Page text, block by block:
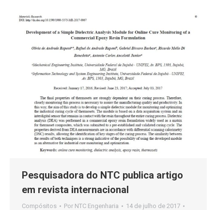
Pesquisadora do NTC publica artigo
em revista internacional
Compósitos Por NTC Engenharia
14 de julho de 2017